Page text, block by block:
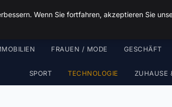
Malzminden
FRAUEN / MODE GESCHÄFT
SPORT TECHNOLOGIE ZUHAUSE
Wenn Sie fortfahren, akzeptieren Sie